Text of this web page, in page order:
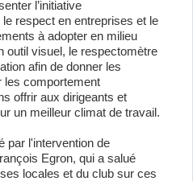
l’initiative
respect en entreprises et le
à adopter en milieu
outil visuel, le respectomètre
afin de donner les
les comportement
offrir aux dirigeants et
un meilleur climat de travail.
par l'intervention de
Egron, qui a salué
locales et du club sur ces